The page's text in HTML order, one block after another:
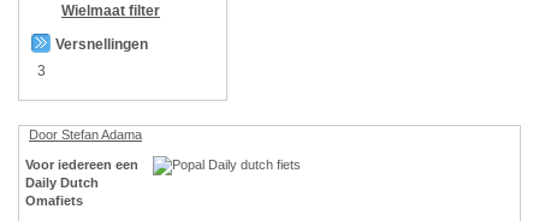
Wielmaat filter
Versnellingen
3
Door Stefan Adama
Voor iedereen een
Daily Dutch
Omafiets